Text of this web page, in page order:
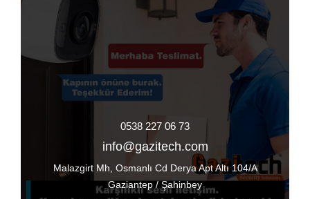
0538 227 06 73
info@gazitech.com
Malazgirt Mh, Osmanlı Cd Derya Apt Altı 104/A
Gaziantep / Şahinbey